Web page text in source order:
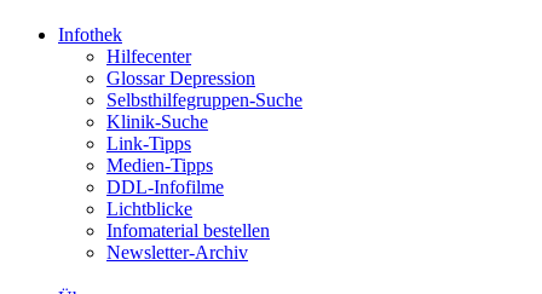
Infothek
Hilfecenter
Glossar Depression
Selbsthilfegruppen-Suche
Klinik-Suche
Link-Tipps
Medien-Tipps
DDL-Infofilme
Lichtblicke
Infomaterial bestellen
Newsletter-Archiv